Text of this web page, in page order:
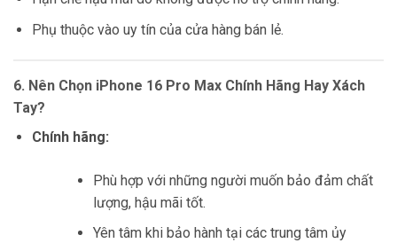
Phụ thuộc vào uy tín của cửa hàng bán lẻ.
6. Nên Chọn iPhone 16 Pro Max Chính Hãng Hay Xách
Tay?
Chính hãng:
Phù hợp với những người muốn bảo đảm chất
lượng, hậu mãi tốt.
Yên tâm khi bảo hành tại các trung tâm ủy